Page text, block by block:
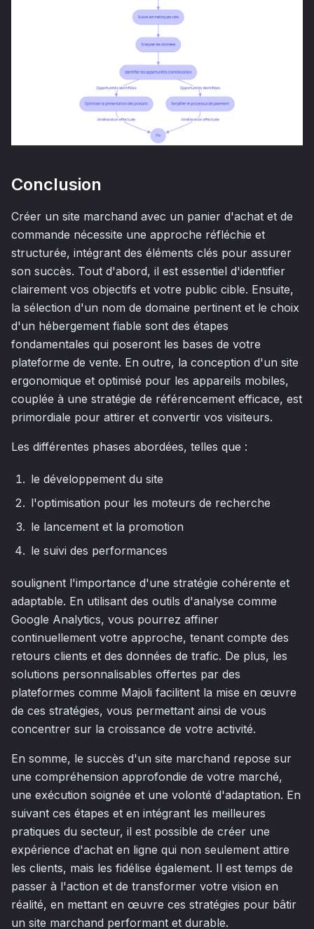
Conclusion
Créer un site marchand avec un panier d'achat et de
commande nécessite une approche réfléchie et
structurée, intégrant des éléments clés pour assurer
son succès. Tout d'abord, il est essentiel d'identifier
clairement vos objectifs et votre public cible. Ensuite,
la sélection d'un nom de domaine pertinent et le choix
d'un hébergement fiable sont des étapes
fondamentales qui poseront les bases de votre
plateforme de vente. En outre, la conception d'un site
ergonomique et optimisé pour les appareils mobiles,
couplée à une stratégie de référencement efficace, est
primordiale pour attirer et convertir vos visiteurs.
Les différentes phases abordées, telles que :
le développement du site
l'optimisation pour les moteurs de recherche
le lancement et la promotion
le suivi des performances
soulignent l'importance d'une stratégie cohérente et
adaptable. En utilisant des outils d'analyse comme
Google Analytics, vous pourrez affiner
continuellement votre approche, tenant compte des
retours clients et des données de trafic. De plus, les
solutions personnalisables offertes par des
plateformes comme Majoli facilitent la mise en œuvre
de ces stratégies, vous permettant ainsi de vous
concentrer sur la croissance de votre activité.
En somme, le succès d'un site marchand repose sur
une compréhension approfondie de votre marché,
une exécution soignée et une volonté d'adaptation. En
suivant ces étapes et en intégrant les meilleures
pratiques du secteur, il est possible de créer une
expérience d'achat en ligne qui non seulement attire
les clients, mais les fidélise également. Il est temps de
passer à l'action et de transformer votre vision en
réalité, en mettant en œuvre ces stratégies pour bâtir
un site marchand performant et durable.